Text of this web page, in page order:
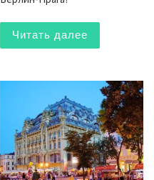
Читать далее